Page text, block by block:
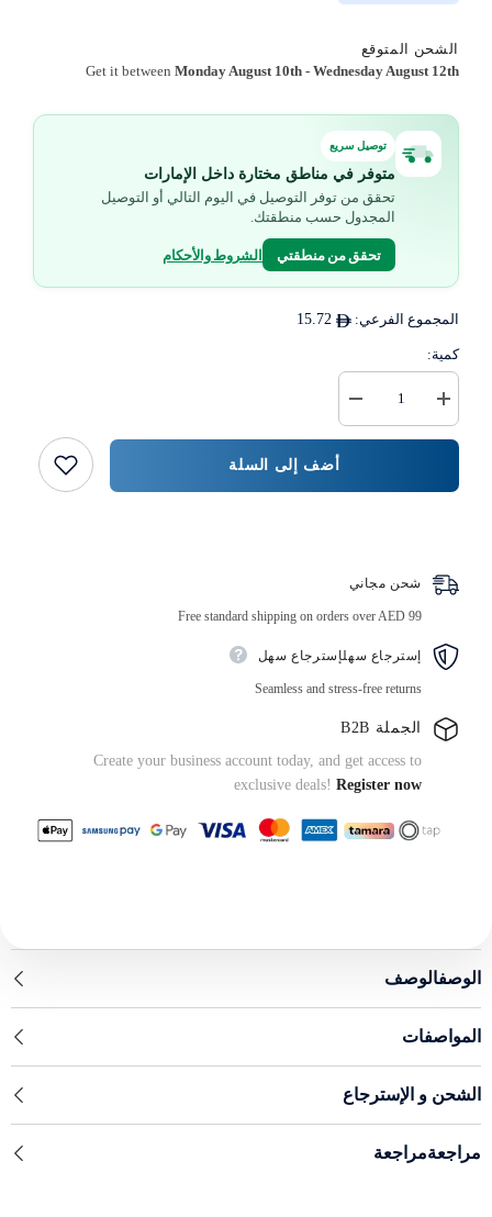
الشحن المتوقع
Get it betweenMonday August 10th -Wednesday August 12th
توصيل سريع
متوفر في مناطق مختارة داخل الإمارات
تحقق من توفر التوصيل في اليوم التالي أو التوصيل
المجدول حسب منطقتك.
تحقق من منطقتي الشروط والأحكام
المجموع الفرعي: 15.72
كمية:
كمية
{{
المنتج
زيادة
كمية
عبوة
أضف إلى السلة
شحن مجاني
Free standard shipping on orders over AED 99
إسترجاع سهلإسترجاع سهل
Seamless and stress-free returns
الجملة B2B
Create your business account today, and get access to
exclusive deals! Register now
الوصفالوصف
المواصفات
الشحن و الإسترجاع
مراجعةمراجعة